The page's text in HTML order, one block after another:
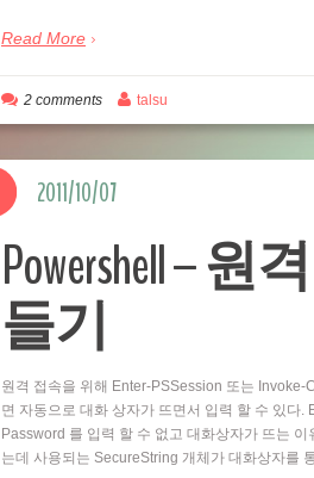
Read More
2 comments talsu
Powershell – 원
들기
원격 접속을 위해 Enter-PSSession 또는
면 자동으로 대화 상자가 뜨면서 입력 할 수 있다
Password 를 입력 할 수 없고 대화상자가 뜨는
는데 사용되는 SecureString 개체가 대화상자를
2011/10/07